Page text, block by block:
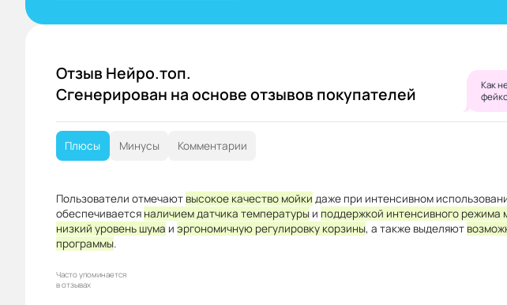
Отзыв Нейро.топ.
Сгенерирован на основе отзывов покупателей
Как
Плюсы Минусы Комментарии
Пользователи отмечают высокое качество мойки даже при интенсивном
обеспечивается наличием датчика температурыи поддержкой интенсивного режима
низкий уровень шума и эргономичную регулировку корзины, а также выделяют
программы.
Часто упоминается
в отзывах